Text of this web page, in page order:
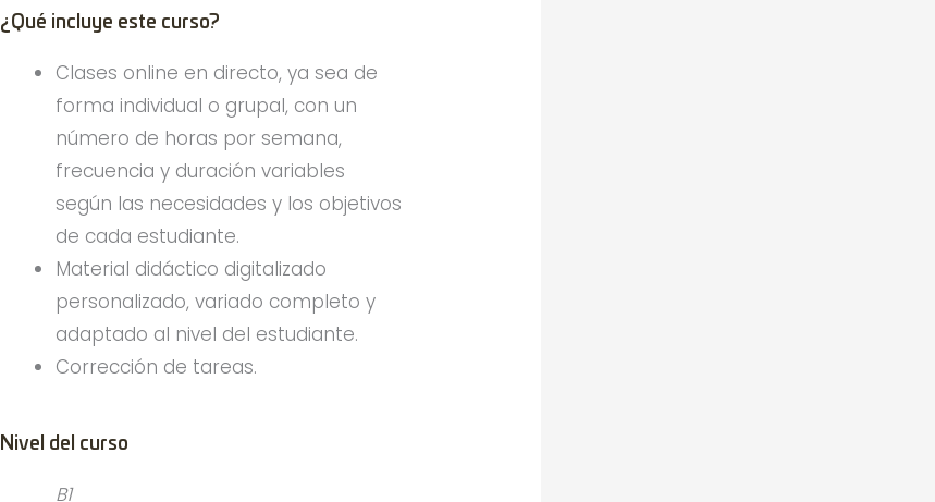
¿Qué incluye este curso?
Clases online en directo, ya sea de
forma individual o grupal, con un
número de horas por semana,
frecuencia y duración variables
según las necesidades y los objetivos
de cada estudiante.
Material didáctico digitalizado
personalizado, variado completo y
adaptado al nivel del estudiante.
Corrección de tareas.
Nivel del curso
B1